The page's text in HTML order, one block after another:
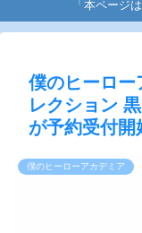
「本ページ
僕のヒーロー
レクション
が予約受付開
僕のヒーローアカデミア